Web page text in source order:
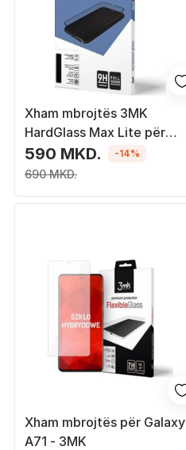
Xham mbrojtës 3MK
HardGlass Max Lite për
Samsung Galaxy A50s, i zi
590 MKD.
690 MKD.
-14%
Xham mbrojtës për Galaxy
A71 - 3MK